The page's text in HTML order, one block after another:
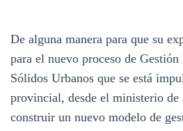
De alguna manera para que su
para el nuevo proceso de
Sólidos Urbanos que se está
provincial, desde el ministerio de
construir un nuevo modelo de